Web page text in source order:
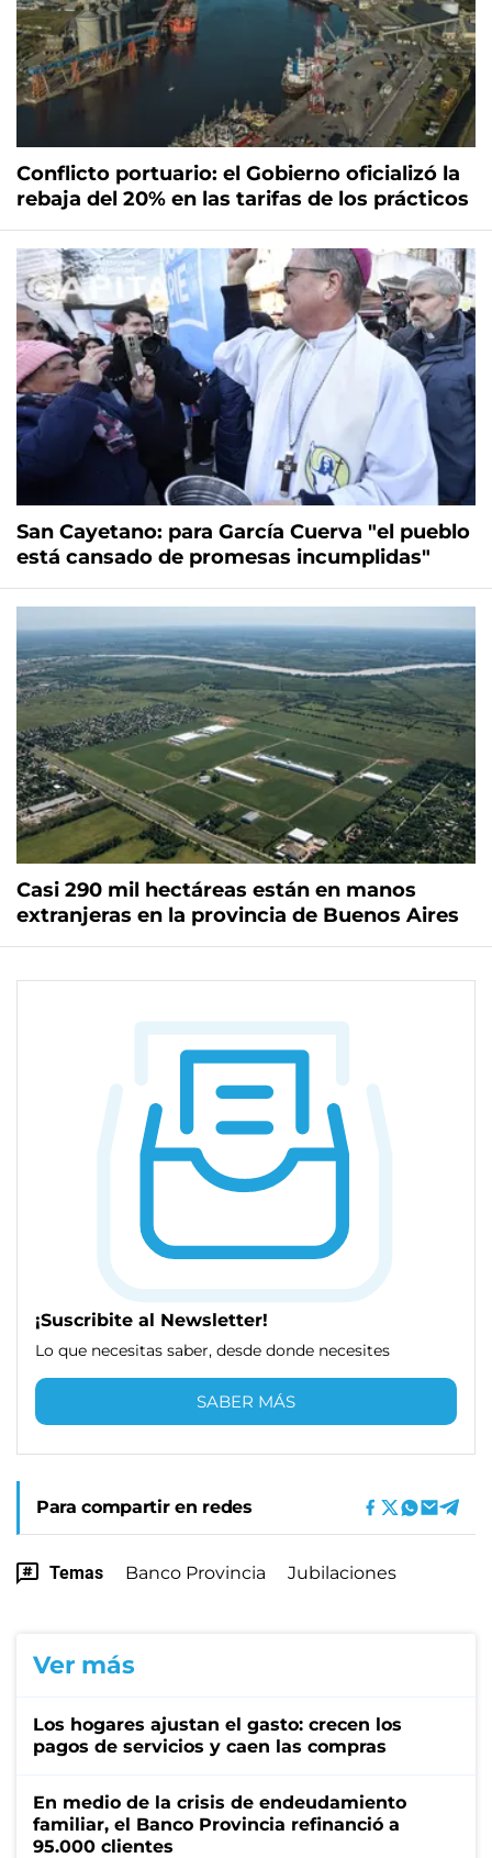
Conflicto portuario: el Gobierno oficializó la
rebaja del 20% en las tarifas de los prácticos
San Cayetano: para García Cuerva "el pueblo
está cansado de promesas incumplidas"
Casi 290 mil hectáreas están en manos
extranjeras en la provincia de Buenos Aires
¡Suscribite al Newsletter!
Lo que necesitas saber, desde donde necesites
SABER MÁS
Para compartir en redes
Temas Banco Provincia Jubilaciones
Ver más
Los hogares ajustan el gasto: crecen los
pagos de servicios y caen las compras
En medio de la crisis de endeudamiento
familiar, el Banco Provincia refinanció a
95.000 clientes